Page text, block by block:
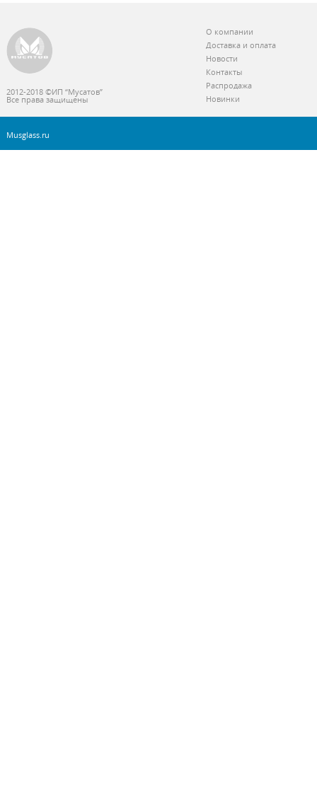
2012-2018 ©ИП “Мусатов”
Все права защищены
О компании
Доставка и оплата
Новости
Контакты
Распродажа
Новинки
Musglass.ru